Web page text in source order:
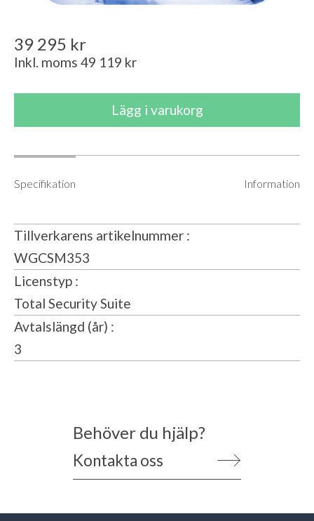
39 295 kr
Inkl. moms 49 119 kr
Specifikation Information
Tillverkarens artikelnummer
WGCSM353
Licenstyp
Total Security Suite
Avtalslängd (år)
3
Behöver du hjälp?
Kontakta oss